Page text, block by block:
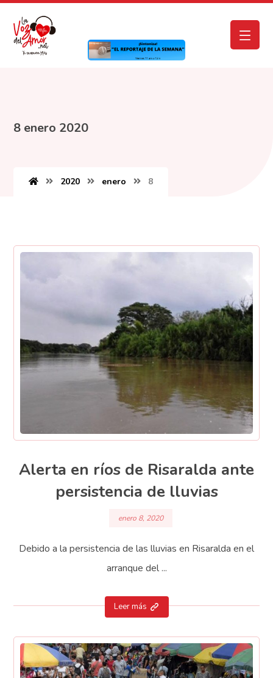
8 enero 2020
2020 enero 8
Alerta en ríos de Risaralda ante
persistencia de lluvias
enero 8, 2020
Debido a la persistencia de las lluvias en Risaralda en el
arranque del ...
Leer más